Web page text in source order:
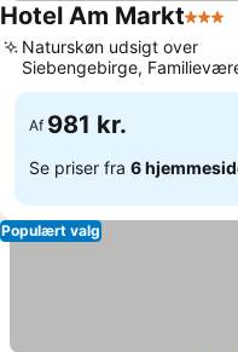
Hotel Am Markt3
Naturskøn udsigt over
Siebengebirge,
med separate rum
Af 981 kr.
Se priser fra 6
Populært valg